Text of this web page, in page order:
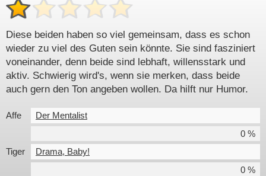
Diese beiden haben so viel gemeinsam, dass es schon
wieder zu viel des Guten sein könnte. Sie sind fasziniert
voneinander, denn beide sind lebhaft, willensstark und
aktiv. Schwierig wird's, wenn sie merken, dass beide
auch gern den Ton angeben wollen. Da hilft nur Humor.
Affe
Der Mentalist
0 %
Tiger
Drama, Baby!
0 %